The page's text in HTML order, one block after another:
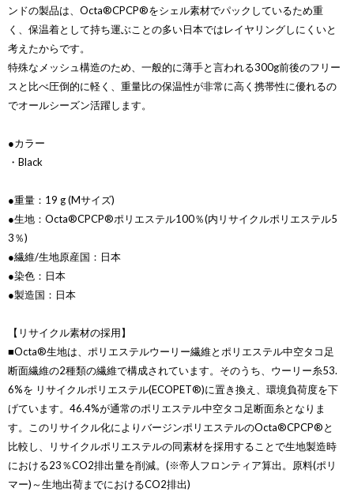
ンドの製品は、Octa®CPCP®をシェル素材でパックしているため重
く、保温着として持ち運ぶことの多い日本ではレイヤリングしにくいと
考えたからです。
特殊なメッシュ構造のため、一般的に薄手と言われる300g前後のフリー
スと比べ圧倒的に軽く、重量比の保温性が非常に高く携帯性に優れるの
でオールシーズン活躍します。
●カラー
・Black
●重量：19 g (Mサイズ)
●生地：Octa®CPCP®ポリエステル100％(内リサイクルポリエステル5
3％)
●繊維/生地原産国：日本
●染色：日本
●製造国：日本
【リサイクル素材の採用】
■Octa®生地は、ポリエステルウーリー繊維とポリエステル中空タコ足
断面繊維の2種類の繊維で構成されています。そのうち、ウーリー糸53.
6%を リサイクルポリエステル(ECOPET®)に置き換え、環境負荷度を下
げています。46.4%が通常のポリエステル中空タコ足断面糸となりま
す。このリサイクル化によりバージンポリエステルのOcta®CPCP®と
比較し、リサイクルポリエステルの同素材を採用することで生地製造時
における23％CO2排出量を削減。(※帝人フロンティア算出。原料(ポリ
マー)～生地出荷までにおけるCO2排出)